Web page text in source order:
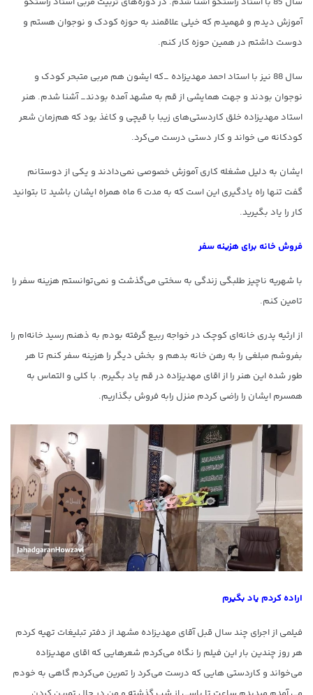
آموزش دیدم و فهمیدم که خیلی علاقمند به حوزه کودک و نوجوان هستم و
دوست داشتم در همین حوزه کار کنم.
سال 88 نیز با استاد احمد مهدیزاده _که ایشون هم مربی متبحر کودک و
نوجوان بودند و جهت همایشی از قم به مشهد آمده بودند_ آشنا شدم. هنر
استاد مهدیزاده خلق کاردستی‌های زیبا با قیچی و کاغذ بود که هم‌زمان شعر
کودکانه می خواند و کار دستی درست می‌کرد.
ایشان به دلیل مشغله کاری آموزش خصوصی نمی‌دادند و یکی از دوستانم
گفت تنها راه یادگیری این است که به مدت 6 ماه همراه ایشان باشید تا بتوانید
کار را یاد بگیرید.
فروش خانه برای هزینه سفر
با شهریه ناچیز طلبگی زندگی به سختی می‌گذشت و نمی‌توانستم هزینه سفر را
تامین کنم.
از ارثیه پدری خانه‌ای کوچک در خواجه ربیع گرفته بودم به ذهنم رسید خانه‌ام را
بفروشم مبلغی را به رهن خانه بدهم و بخش دیگر را هزینه سفر کنم تا هر
طور شده این هنر را از اقای مهدیزاده در قم یاد بگیرم. با کلی و التماس به
همسرم ایشان را راضی کردم منزل رابه فروش بگذاریم.
اراده کردم یاد بگیرم
فیلمی از اجرای چند سال قبل آقای مهدیزاده مشهد از دفتر تبلیغات تهیه کردم
هر روز چندین بار این فیلم را نگاه می‌کردم شعرهایی که اقای مهدیزاده
می‌خواند و کاردستی هایی که درست می‌کرد را تمرین می‌کردم گاهی به خودم